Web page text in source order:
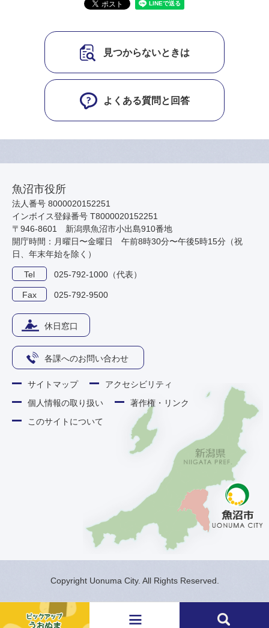
見つからないときは
よくある質問と回答
魚沼市役所
法人番号 8000020152251
インボイス登録番号 T8000020152251
〒946-8601 新潟県魚沼市小出島910番地
開庁時間：月曜日〜金曜日 午前8時30分〜午後5時15分（祝
日、年末年始を除く）
Tel 025-792-1000（代表）
Fax 025-792-9500
休日窓口
各課へのお問い合わせ
サイトマップ
アクセシビリティ
個人情報の取り扱い
著作権・リンク
このサイトについて
Copyright Uonuma City. All Rights Reserved.